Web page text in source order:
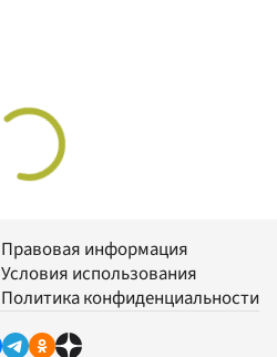
Правовая информация
Условия использования
Политика конфиденциальности